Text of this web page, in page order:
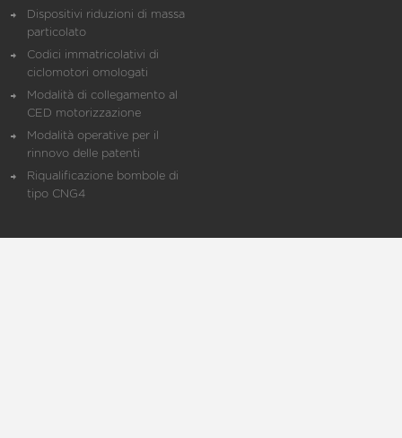
Dispositivi riduzioni di massa
particolato
Codici immatricolativi di
ciclomotori omologati
Modalità di collegamento al
CED motorizzazione
Modalità operative per il
rinnovo delle patenti
Riqualificazione bombole di
tipo CNG4